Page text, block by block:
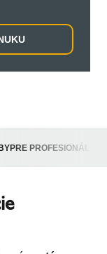
PRE PROFESIONÁLOV